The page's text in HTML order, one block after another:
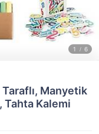
Manyetik
Tahta Kalemi